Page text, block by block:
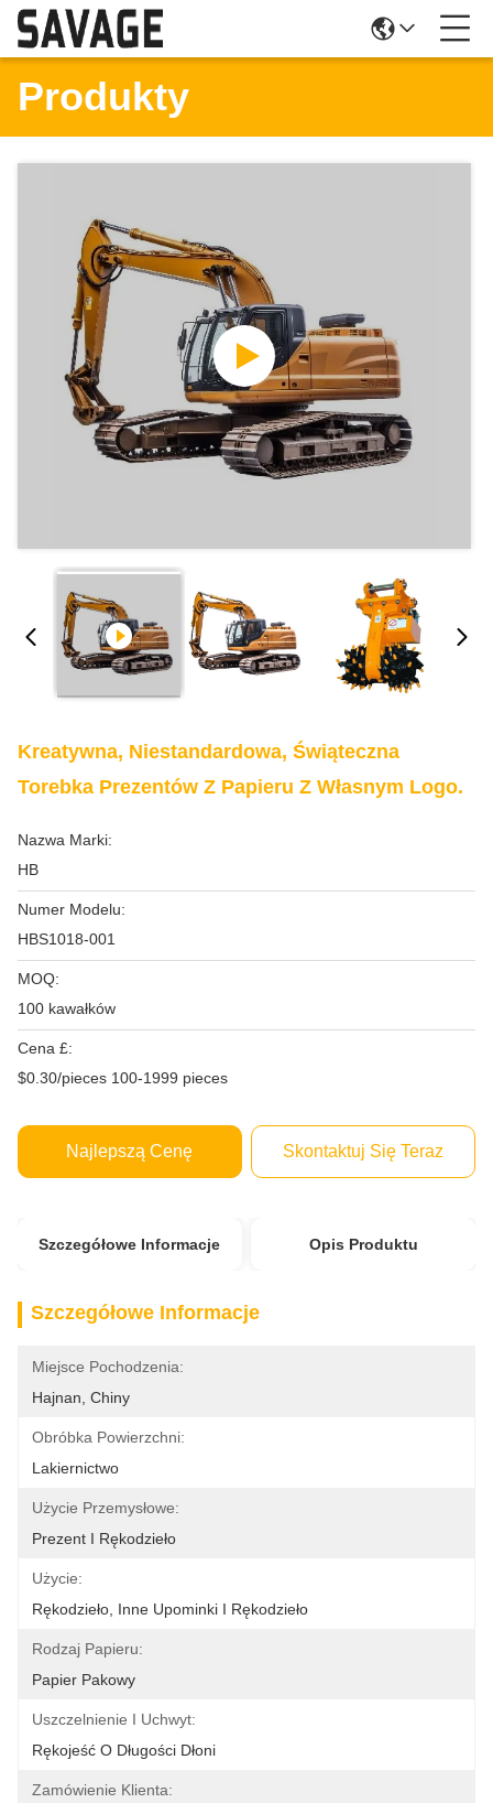
Produkty
Kreatywna, Niestandardowa, Świąteczna
Torebka Prezentów Z Papieru Z Własnym Logo.
Nazwa Marki:
HB
Numer Modelu:
HBS1018-001
MOQ:
100 kawałków
Cena £:
$0.30/pieces 100-1999 pieces
Najlepszą Cenę Skontaktuj Się Teraz
Szczegółowe Informacje Opis Produktu
Szczegółowe Informacje
Miejsce Pochodzenia:
Hajnan, Chiny
Obróbka Powierzchni:
Lakiernictwo
Użycie Przemysłowe:
Prezent I Rękodzieło
Użycie:
Rękodzieło, Inne Upominki I Rękodzieło
Rodzaj Papieru:
Papier Pakowy
Uszczelnienie I Uchwyt:
Rękojeść O Długości Dłoni
Zamówienie Klienta: